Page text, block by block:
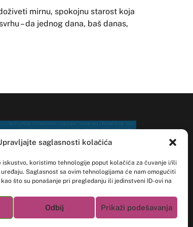
saglasnosti kolačića
iskustvo, koristimo tehnologije poput kolačića za čuvanje i/ili
Saglasnost sa ovim tehnologijama će nam omogućiti
što su ponašanje pri pregledanju ili jedinstveni ID-ovi na
funkcije.
Odbij Prikaži podešavanja
mirnu, spokojnu starost koja
– da jednog dana, baš danas,
uslovi poslovanja